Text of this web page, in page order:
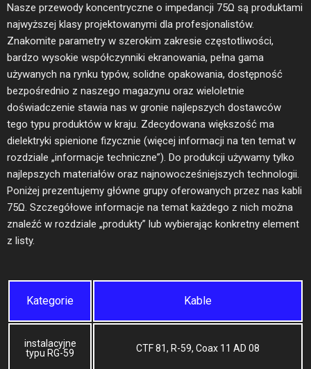
Nasze przewody koncentryczne o impedancji 75Ω są produktami
najwyższej klasy projektowanymi dla profesjonalistów.
Znakomite parametry w szerokim zakresie częstotliwości,
bardzo wysokie współczynniki ekranowania, pełna gama
używanych na rynku typów, solidne opakowania, dostępność
bezpośrednio z naszego magazynu oraz wieloletnie
doświadczenie stawia nas w gronie najlepszych dostawców
tego typu produktów w kraju. Zdecydowana większość ma
dielektryki spienione fizycznie (więcej informacji na ten temat w
rozdziale „informacje techniczne”). Do produkcji używamy tylko
najlepszych materiałów oraz najnowocześniejszych technologii.
Poniżej prezentujemy główne grupy oferowanych przez nas kabli
75Ω. Szczegółowe informacje na temat każdego z nich można
znaleźć w rozdziale „produkty” lub wybierając konkretny element
z listy.
Kategorie Kable
instalacyjne
typu RG-59
CTF 81, R-59, Coax 11 AD 08